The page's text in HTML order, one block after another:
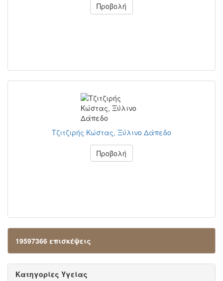
Προβολή
Τζιτζιρής Κώστας, Ξύλινο Δάπεδο
Προβολή
19597366 επισκέψεις
Κατηγορίες Υγείας